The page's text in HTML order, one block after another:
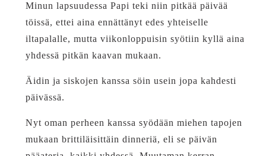
Minun lapsuudessa Papi teki niin pitkää päivää
töissä, ettei aina ennättänyt edes yhteiselle
iltapalalle, mutta viikonloppuisin syötiin kyllä aina
yhdessä pitkän kaavan mukaan.
Äidin ja siskojen kanssa söin usein jopa kahdesti
päivässä.
Nyt oman perheen kanssa syödään miehen tapojen
mukaan brittiläisittäin dinneriä, eli se päivän